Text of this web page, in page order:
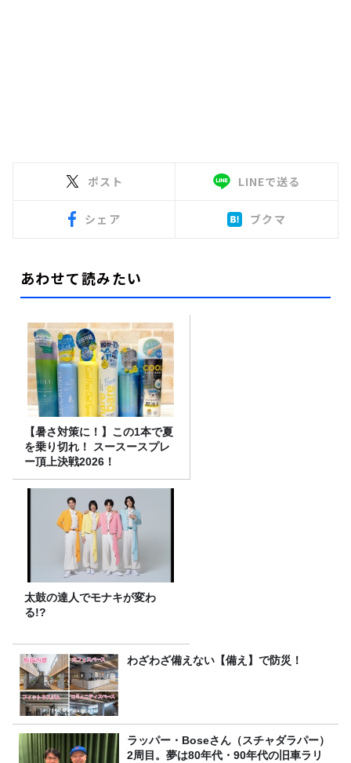
ポスト LINEで送る
シェア ブクマ
あわせて読みたい
【暑さ対策に！】この1本で夏
を乗り切れ！ スースースプレ
ー頂上決戦2026！
太鼓の達人でモナキが変わ
る!?
わざわざ備えない【備え】で防災！
ラッパー・Boseさん（スチャダラパー）
2周目。夢は80年代・90年代の旧車ラリ